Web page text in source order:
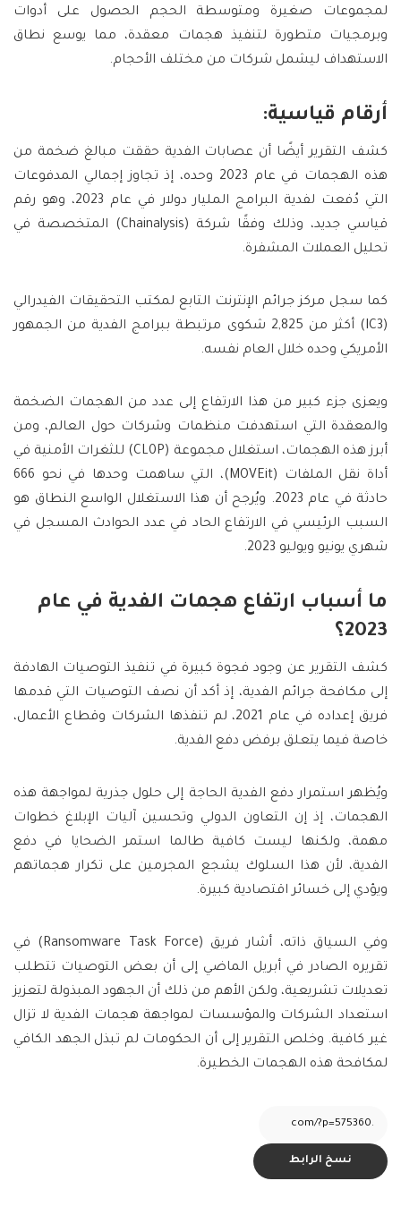
لمجموعات صغيرة ومتوسطة الحجم الحصول على أدوات
وبرمجيات متطورة لتنفيذ هجمات معقدة، مما يوسع نطاق
الاستهداف ليشمل شركات من مختلف الأحجام.
أرقام قياسية:
كشف التقرير أيضًا أن عصابات الفدية حققت مبالغ ضخمة من
هذه الهجمات في عام 2023 وحده، إذ تجاوز إجمالي المدفوعات
التي دُفعت لفدية البرامج المليار دولار في عام 2023، وهو رقم
قياسي جديد، وذلك وفقًا شركة (Chainalysis) المتخصصة في
تحليل العملات المشفرة.
كما سجل مركز جرائم الإنترنت التابع لمكتب التحقيقات الفيدرالي
(IC3) أكثر من 2,825 شكوى مرتبطة ببرامج الفدية من الجمهور
الأمريكي وحده خلال العام نفسه.
ويعزى جزء كبير من هذا الارتفاع إلى عدد من الهجمات الضخمة
والمعقدة التي استهدفت منظمات وشركات حول العالم، ومن
أبرز هذه الهجمات، استغلال مجموعة (CL0P) للثغرات الأمنية في
أداة نقل الملفات (MOVEit)، التي ساهمت وحدها في نحو 666
حادثة في عام 2023. ويُرجح أن هذا الاستغلال الواسع النطاق هو
السبب الرئيسي في الارتفاع الحاد في عدد الحوادث المسجل في
شهري يونيو ويوليو 2023.
ما أسباب ارتفاع هجمات الفدية في عام
2023؟
كشف التقرير عن وجود فجوة كبيرة في تنفيذ التوصيات الهادفة
إلى مكافحة جرائم الفدية، إذ أكد أن نصف التوصيات التي قدمها
فريق إعداده في عام 2021، لم تنفذها الشركات وقطاع الأعمال،
خاصة فيما يتعلق برفض دفع الفدية.
ويُظهر استمرار دفع الفدية الحاجة إلى حلول جذرية لمواجهة هذه
الهجمات، إذ إن التعاون الدولي وتحسين آليات الإبلاغ خطوات
مهمة، ولكنها ليست كافية طالما استمر الضحايا في دفع
الفدية، لأن هذا السلوك يشجع المجرمين على تكرار هجماتهم
ويؤدي إلى خسائر اقتصادية كبيرة.
وفي السياق ذاته، أشار فريق (Ransomware Task Force) في
تقريره الصادر في أبريل الماضي إلى أن بعض التوصيات تتطلب
تعديلات تشريعية، ولكن الأهم من ذلك أن الجهود المبذولة لتعزيز
استعداد الشركات والمؤسسات لمواجهة هجمات الفدية لا تزال
غير كافية. وخلص التقرير إلى أن الحكومات لم تبذل الجهد الكافي
لمكافحة هذه الهجمات الخطيرة.
نسخ الرابط